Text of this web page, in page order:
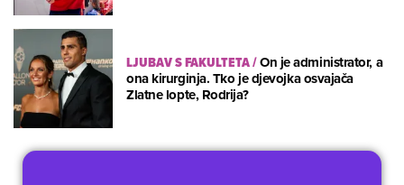
LJUBAV S FAKULTETA/On je administrator, a
ona kirurginja. Tko je djevojka osvajača
Zlatne lopte, Rodrija?